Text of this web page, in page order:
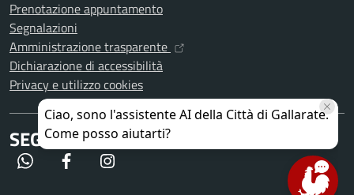
Prenotazione appuntamento
Segnalazioni
Amministrazione trasparente
Dichiarazione di accessibilità
Privacy e utilizzo cookies
SEGUICI SU
WhatsApp Facebook